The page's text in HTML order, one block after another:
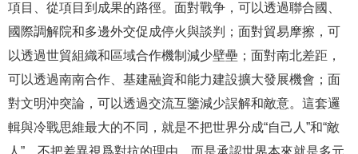
項目、從項目到成果的路徑。面對戰争，可以透過聯合國、
國際調解院和多邊外交促成停火與談判；面對貿易摩擦，可
以透過世貿組織和區域合作機制減少壁壘；面對南北差距，
可以透過南南合作、基建融資和能力建設擴大發展機會；面
對文明沖突論，可以透過交流互鑒減少誤解和敵意。這套邏
輯與冷戰思維最大的不同，就是不把世界分成“自己人”和“敵
人”，不把差異視爲對抗的理由，而是承認世界本來就是多元